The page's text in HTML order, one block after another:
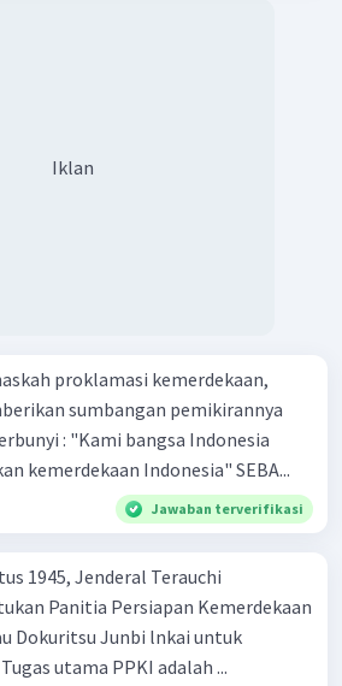
Iklan
proklamasi kemerdekaan,
sumbangan pemikirannya
: "Kami bangsa Indonesia
dengan ini menyatakan kemerdekaan Indonesia" SEBA...
Jawaban terverifikasi
1945, Jenderal Terauchi
Panitia Persiapan Kemerdekaan
Dokuritsu Junbi lnkai untuk
utama PPKI adalah ...